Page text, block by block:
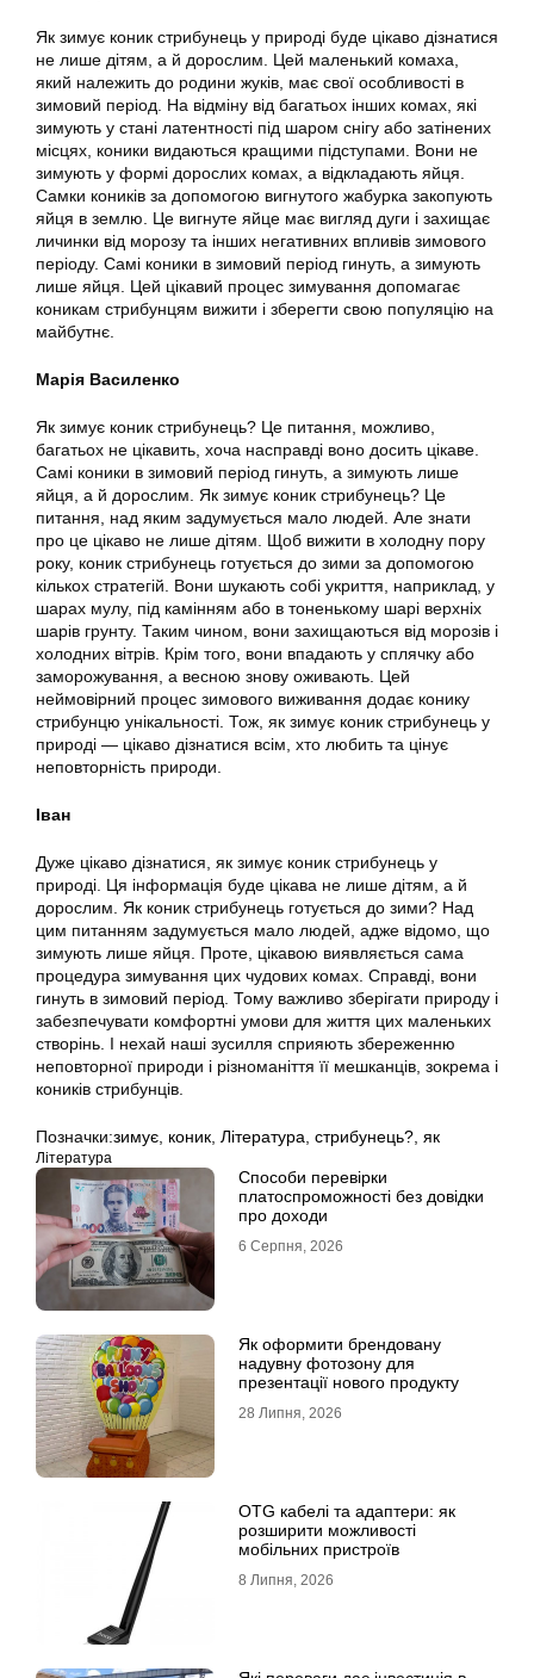
Як зимує коник стрибунець у природі буде цікаво дізнатися
не лише дітям, а й дорослим. Цей маленький комаха,
який належить до родини жуків, має свої особливості в
зимовий період. На відміну від багатьох інших комах, які
зимують у стані латентності під шаром снігу або затінених
місцях, коники видаються кращими підступами. Вони не
зимують у формі дорослих комах, а відкладають яйця.
Самки коників за допомогою вигнутого жабурка закопують
яйця в землю. Це вигнуте яйце має вигляд дуги і захищає
личинки від морозу та інших негативних впливів зимового
періоду. Самі коники в зимовий період гинуть, а зимують
лише яйця. Цей цікавий процес зимування допомагає
коникам стрибунцям вижити і зберегти свою популяцію на
майбутнє.
Марія Василенко
Як зимує коник стрибунець? Це питання, можливо,
багатьох не цікавить, хоча насправді воно досить цікаве.
Самі коники в зимовий період гинуть, а зимують лише
яйця, а й дорослим. Як зимує коник стрибунець? Це
питання, над яким задумується мало людей. Але знати
про це цікаво не лише дітям. Щоб вижити в холодну пору
року, коник стрибунець готується до зими за допомогою
кількох стратегій. Вони шукають собі укриття, наприклад, у
шарах мулу, під камінням або в тоненькому шарі верхніх
шарів грунту. Таким чином, вони захищаються від морозів і
холодних вітрів. Крім того, вони впадають у сплячку або
заморожування, а весною знову оживають. Цей
неймовірний процес зимового виживання додає конику
стрибунцю унікальності. Тож, як зимує коник стрибунець у
природі — цікаво дізнатися всім, хто любить та цінує
неповторність природи.
Іван
Дуже цікаво дізнатися, як зимує коник стрибунець у
природі. Ця інформація буде цікава не лише дітям, а й
дорослим. Як коник стрибунець готується до зими? Над
цим питанням задумується мало людей, адже відомо, що
зимують лише яйця. Проте, цікавою виявляється сама
процедура зимування цих чудових комах. Справді, вони
гинуть в зимовий період. Тому важливо зберігати природу і
забезпечувати комфортні умови для життя цих маленьких
створінь. І нехай наші зусилля сприяють збереженню
неповторної природи і різноманіття її мешканців, зокрема і
коників стрибунців.
Позначки:зимує коник Література стрибунець? як
Література
Способи перевірки
платоспроможності без довідки
про доходи
6 Серпня, 2026
Як оформити брендовану
надувну фотозону для
презентації нового продукту
28 Липня, 2026
OTG кабелі та адаптери: як
розширити можливості
мобільних пристроїв
8 Липня, 2026